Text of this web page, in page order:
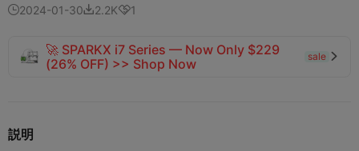
2024-01-302.2K1
🚀 SPARKX i7 Series — Now Only $229
(26% OFF) >> Shop Now
sale 
説明